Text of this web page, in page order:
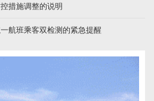
措施调整的说明
航班乘客双检测的紧急提醒